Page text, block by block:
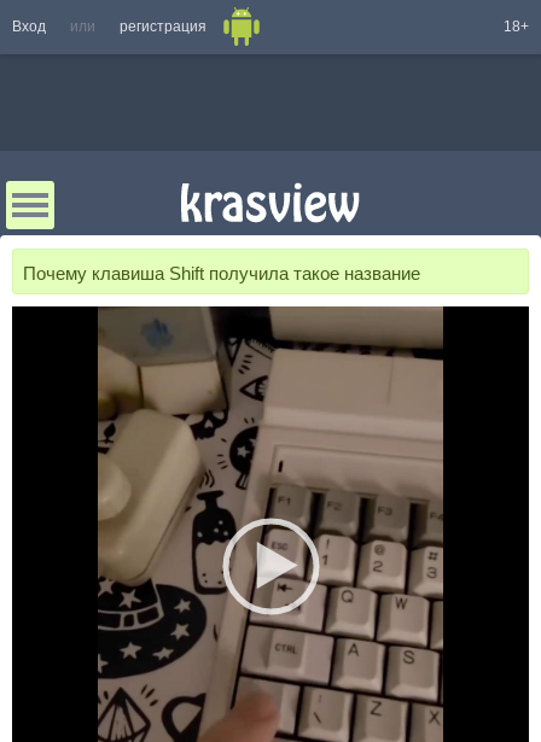
Вход или регистрация 18+
Почему клавиша Shift получила такое название